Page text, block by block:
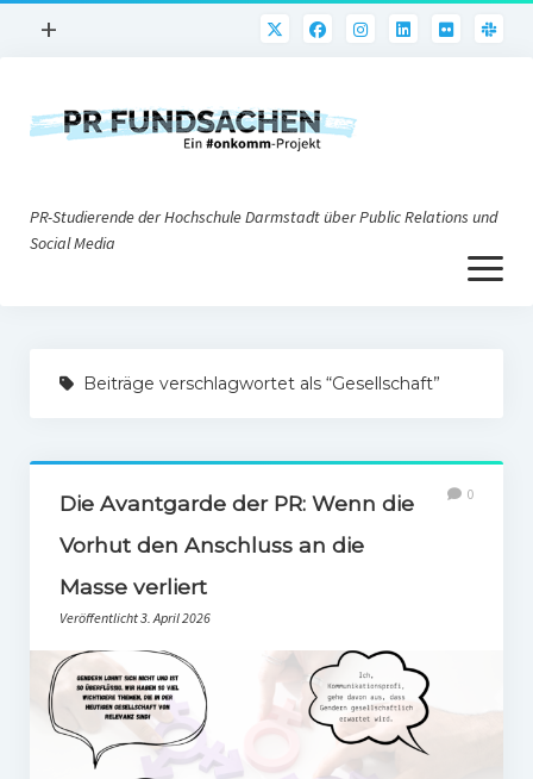
Menü
+
PR@h_da
Nonprofit-PR
Social Media
PR-Theorie
PR-Ethik
PR-Studien
Gesellschaft & Medien
Infografik-Themengarten
PR-Studierende der Hochschule Darmstadt über Public Relations und
Social Media
Menü
öffnen
Impressum
Beiträge verschlagwortet als “Gesellschaft”
Die Avantgarde der PR: Wenn die
Vorhut den Anschluss an die
Masse verliert
Veröffentlicht 3. April 2026
0